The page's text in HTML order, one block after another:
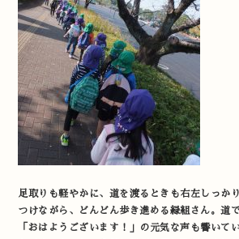
足取りも軽やかに、道を渡るときも右左しっか
つけながら、どんどん歩き進める緑組さん。道
「おはようございます！」の元気な声も響いて